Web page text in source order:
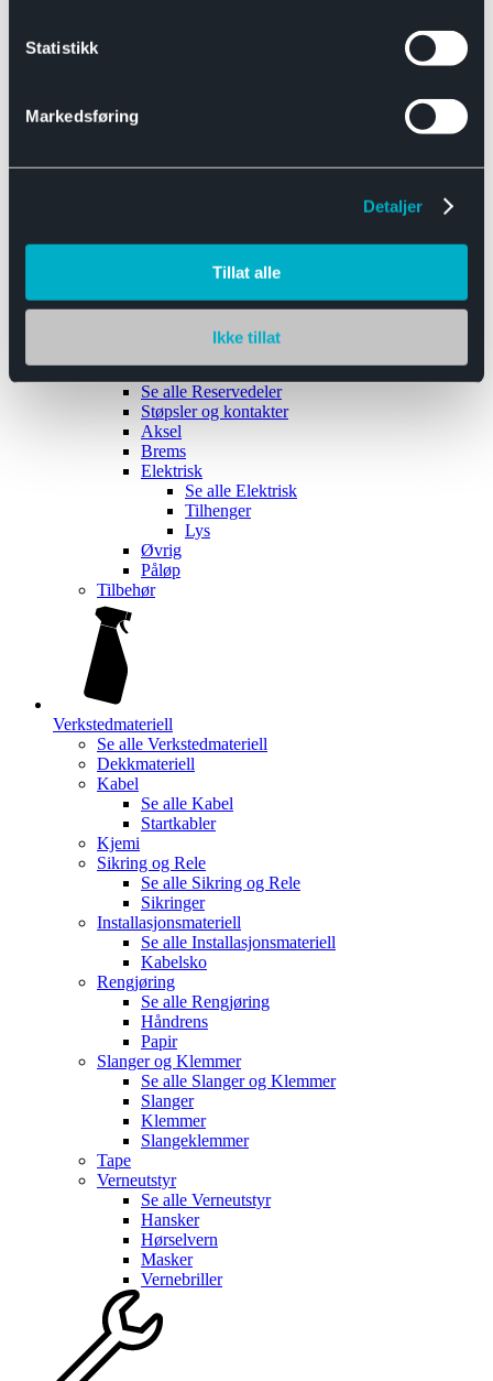
Statistikk
Markedsføring
Detaljer
Tillat alle
Ikke tillat
Båthengere
Reservedeler
Se alle Reservedeler
Støpsler og kontakter
Aksel
Brems
Elektrisk
Se alle Elektrisk
Tilhenger
Lys
Øvrig
Påløp
Tilbehør
Verkstedmateriell
Se alle Verkstedmateriell
Dekkmateriell
Kabel
Se alle Kabel
Startkabler
Kjemi
Sikring og Rele
Se alle Sikring og Rele
Sikringer
Installasjonsmateriell
Se alle Installasjonsmateriell
Kabelsko
Rengjøring
Se alle Rengjøring
Håndrens
Papir
Slanger og Klemmer
Se alle Slanger og Klemmer
Slanger
Klemmer
Slangeklemmer
Tape
Verneutstyr
Se alle Verneutstyr
Hansker
Hørselvern
Masker
Vernebriller